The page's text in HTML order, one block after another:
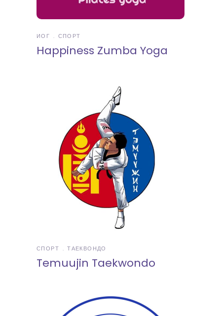
ИОГ СПОРТ
Happiness Zumba Yoga
СПОРТ ТАЕКВОНДО
Temuujin Taekwondo